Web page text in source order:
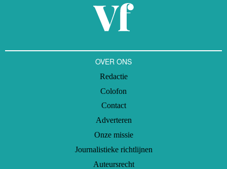
OVER ONS
Redactie
Colofon
Contact
Adverteren
Onze missie
Journalistieke richtlijnen
Auteursrecht